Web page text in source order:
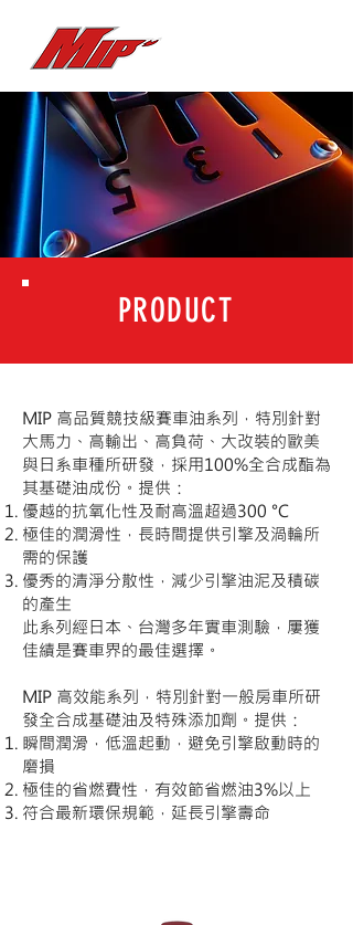
PRODUCT
MIP 高品質競技級賽車油系列，特別針對
大馬力、高輸出、高負荷、大改裝的歐美
與日系車種所研發，採用100%全合成酯為
其基礎油成份。提供：
優越的抗氧化性及耐高溫超過300 °C
極佳的潤滑性，長時間提供引擎及渦輪所
需的保護
優秀的清淨分散性，減少引擎油泥及積碳
的產生
此系列經日本、台灣多年實車測驗，屢獲
佳績是賽車界的最佳選擇。
MIP 高效能系列，特別針對一般房車所研
發全合成基礎油及特殊添加劑。提供：
瞬間潤滑，低溫起動，避免引擎啟動時的
磨損
極佳的省燃費性，有效節省燃油3%以上
符合最新環保規範，延長引擎壽命